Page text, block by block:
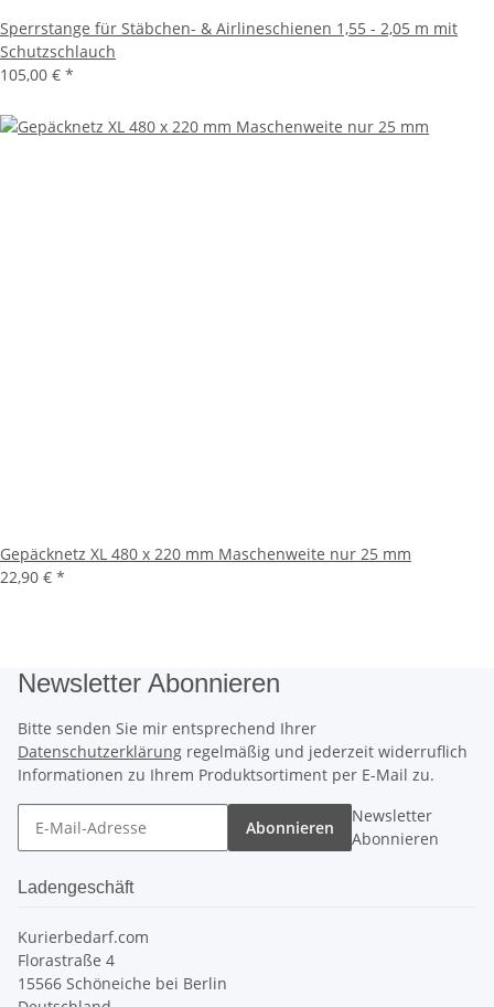
Sperrstange für Stäbchen- & Airlineschienen 1,55 - 2,05 m mit
Schutzschlauch
105,00 € *
Gepäcknetz XL 480 x 220 mm Maschenweite nur 25 mm
22,90 € *
Newsletter Abonnieren
Bitte senden Sie mir entsprechend Ihrer
Datenschutzerklärung regelmäßig und jederzeit widerruflich
Informationen zu Ihrem Produktsortiment per E-Mail zu.
Abonnieren
Newsletter
Abonnieren
Ladengeschäft
Kurierbedarf.com
Florastraße 4
15566 Schöneiche bei Berlin